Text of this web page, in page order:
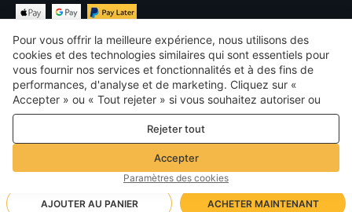
AJOUTER AU PANIER ACHETER MAINTENANT
€ EUR France
©2026 Voghion
termes et conditions
Politique de confidentialité et de cookies
Règles communautaires
Pour vous offrir la meilleure expérience, nous utilisons des
cookies et des technologies similaires qui sont essentiels pour
vous fournir nos services et fonctionnalités et à des fins de
performances, d'analyse et de marketing. Cliquez sur «
Accepter » ou « Tout rejeter » si vous souhaitez autoriser ou
refuser tout. cookies à des fins de performance, d’analyse et
de marketing. Pour plus de détails, consultez notre
confidentialité et de cookies
Rejeter tout
Accepter
Paramètres des cookies